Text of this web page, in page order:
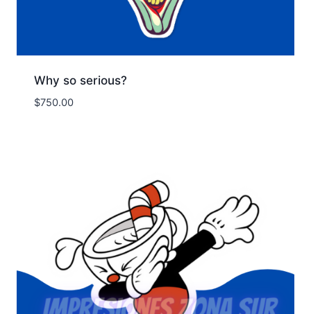
Why so serious?
$750.00